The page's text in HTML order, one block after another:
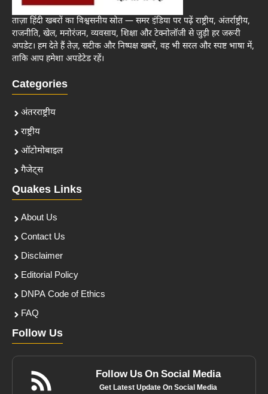
ताज़ा हिंदी खबरों का विश्वसनीय स्रोत — समर इंडिया पर पढ़ें राष्ट्रीय, अंतर्राष्ट्रीय,
राजनीति, खेल, मनोरंजन, व्यवसाय, शिक्षा और टेक्नोलॉजी से जुड़ी हर जरूरी
अपडेट। हम देते हैं तेज़, सटीक और निष्पक्ष खबरें, वह भी सरल और स्पष्ट भाषा में,
ताकि आप हमेशा अपडेटेड रहें।
Categories
अंतरराष्ट्रीय
राष्ट्रीय
ऑटोमोबाइल
गैजेट्स
Quakes Links
About Us
Contact Us
Disclaimer
Editorial Policy
DNPA Code of Ethics
FAQ
Follow Us
Follow Us On Social Media
Get Latest Update On Social Media